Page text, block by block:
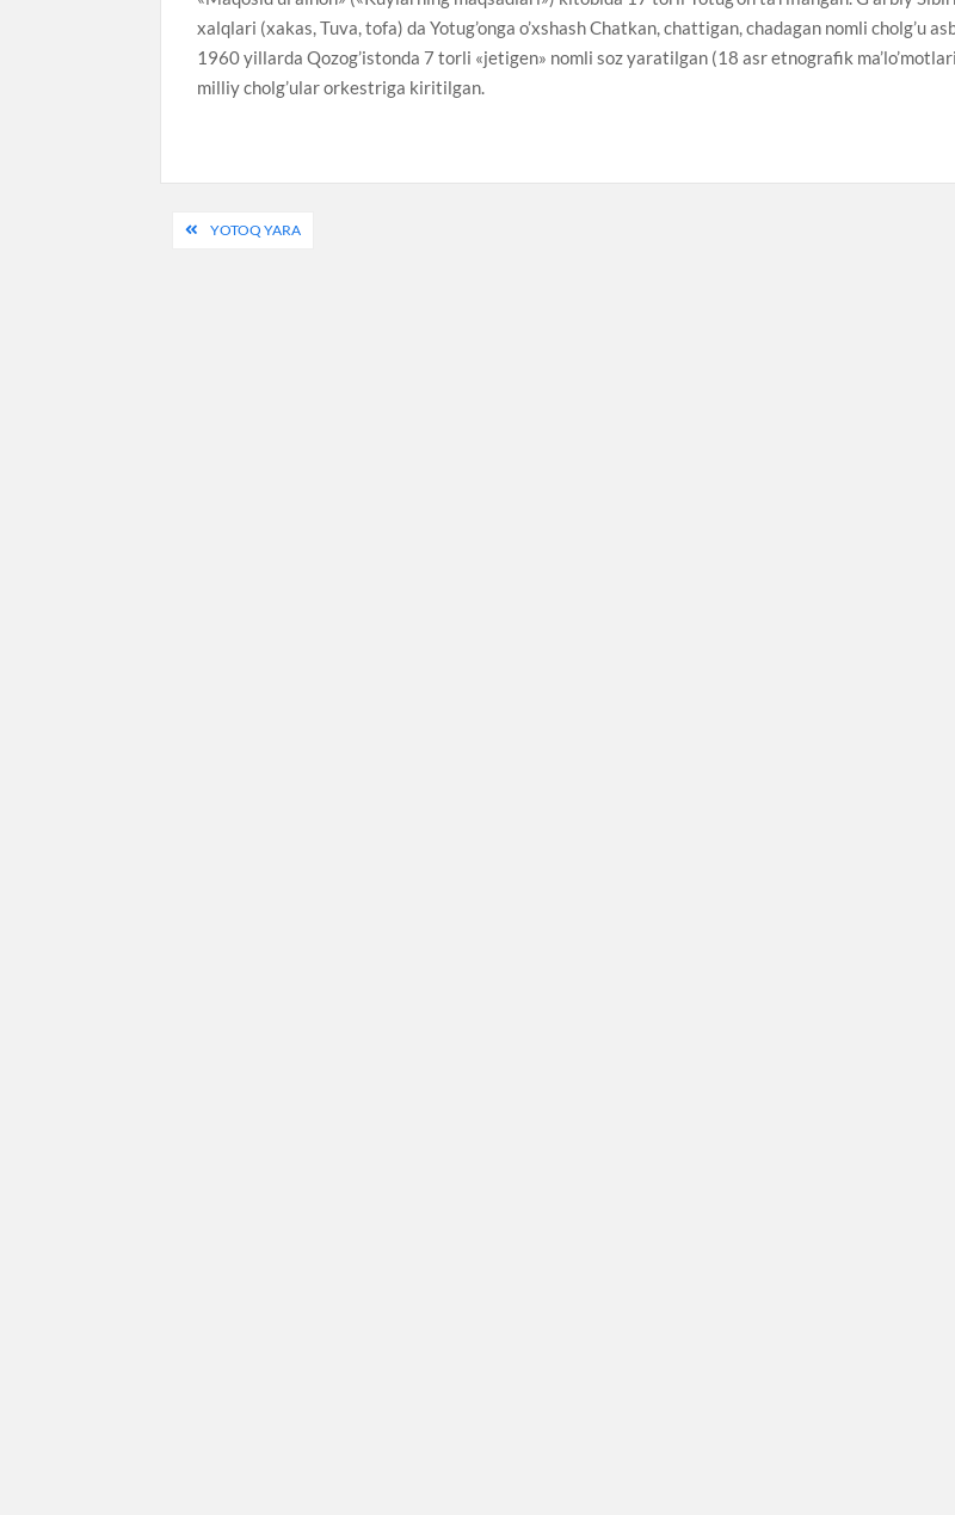
xalqlari (xakas, Tuva, tofa) da Yotug’onga o’xshash Chatkan, chattigan, chadagan nomli cholg’u
1960 yillarda Qozog’istonda 7 torli «jetigen» nomli soz yaratilgan (18 asr etnografik
milliy cholg’ular orkestriga kiritilgan.
PostYOTOQ YARA